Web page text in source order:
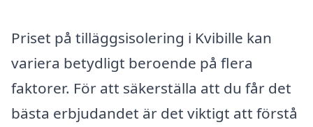
Priset på tilläggsisolering i Kvibille kan
variera betydligt beroende på flera
faktorer. För att säkerställa att du får det
bästa erbjudandet är det viktigt att förstå